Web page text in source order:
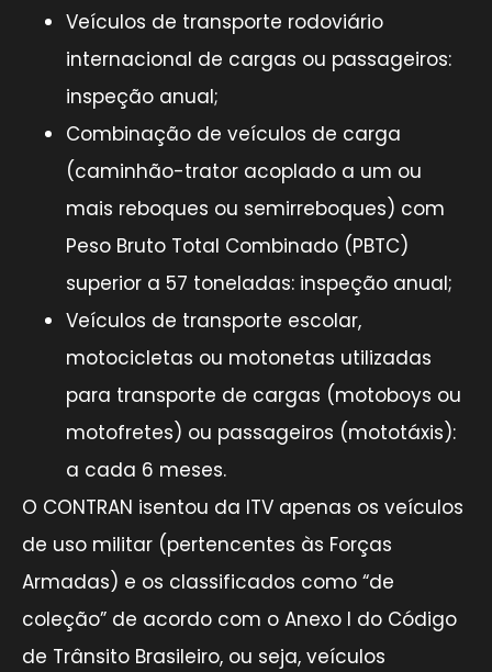
Veículos de transporte rodoviário
internacional de cargas ou passageiros:
inspeção anual;
Combinação de veículos de carga
(caminhão-trator acoplado a um ou
mais reboques ou semirreboques) com
Peso Bruto Total Combinado (PBTC)
superior a 57 toneladas: inspeção anual;
Veículos de transporte escolar,
motocicletas ou motonetas utilizadas
para transporte de cargas (motoboys ou
motofretes) ou passageiros (mototáxis):
a cada 6 meses.
O CONTRAN isentou da ITV apenas os veículos
de uso militar (pertencentes às Forças
Armadas) e os classificados como “de
coleção” de acordo com o Anexo I do Código
de Trânsito Brasileiro, ou seja, veículos